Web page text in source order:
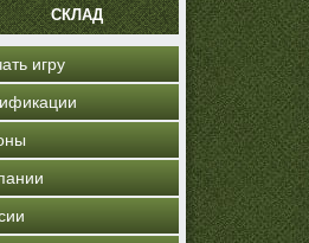
СКЛАД
игру